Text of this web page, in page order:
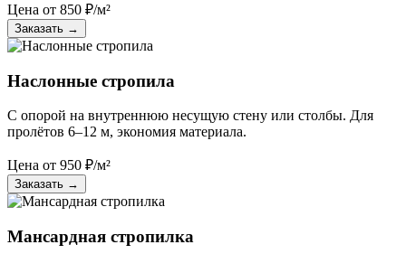
Цена от 850 ₽/м²
Заказать →
Наслонные стропила
С опорой на внутреннюю несущую стену или столбы. Для
пролётов 6–12 м, экономия материала.
Цена от 950 ₽/м²
Заказать →
Мансардная стропилка